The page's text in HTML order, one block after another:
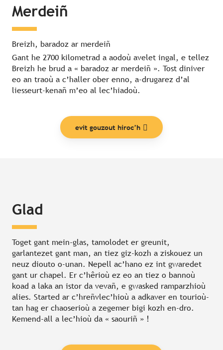
Merdeiñ
Breizh, baradoz ar merdeiñ
Gant he 2700 kilometrad a aodoù avelet ingal, e tellez
Breizh he brud a « baradoz ar merdeiñ ». Tost diniver
eo an traoù a c’haller ober enno, a-drugarez d’al
liesseurt-kenañ m’eo al lec’hiadoù.
evit gouzout hiroc’h
Glad
Toget gant mein-glas, tamolodet er greunit,
garlantezet gant man, an tiez giz-kozh a ziskouez un
neuz diouto o-unan. Nepell ac’hano ez int gwaredet
gant ur chapel. Er c’hêrioù ez eo an tiez o bannoù
koad a laka an istor da vevañ, e gwasked ramparzhioù
alies. Started ar c’hreñvlec’hioù a adkaver en tourioù-
tan hag er chaoserioù a zegemer bigi kozh en-dro.
Kemend-all a lec’hioù da « saouriñ » !